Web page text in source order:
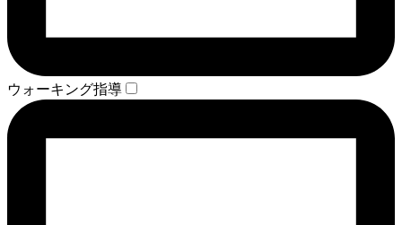
ウォーキング指導